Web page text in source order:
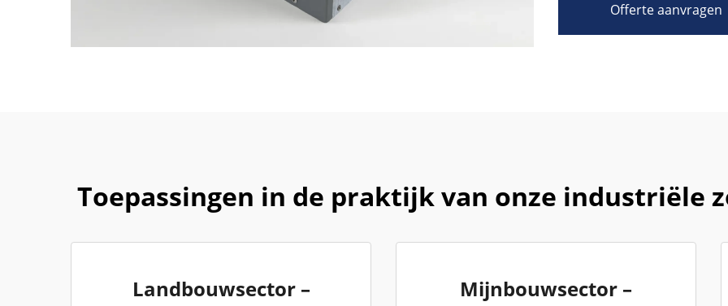
Offerte aanvragen
Toepassingen in de praktijk van onze industriële
Landbouwsector –
Mijnbouwsector –